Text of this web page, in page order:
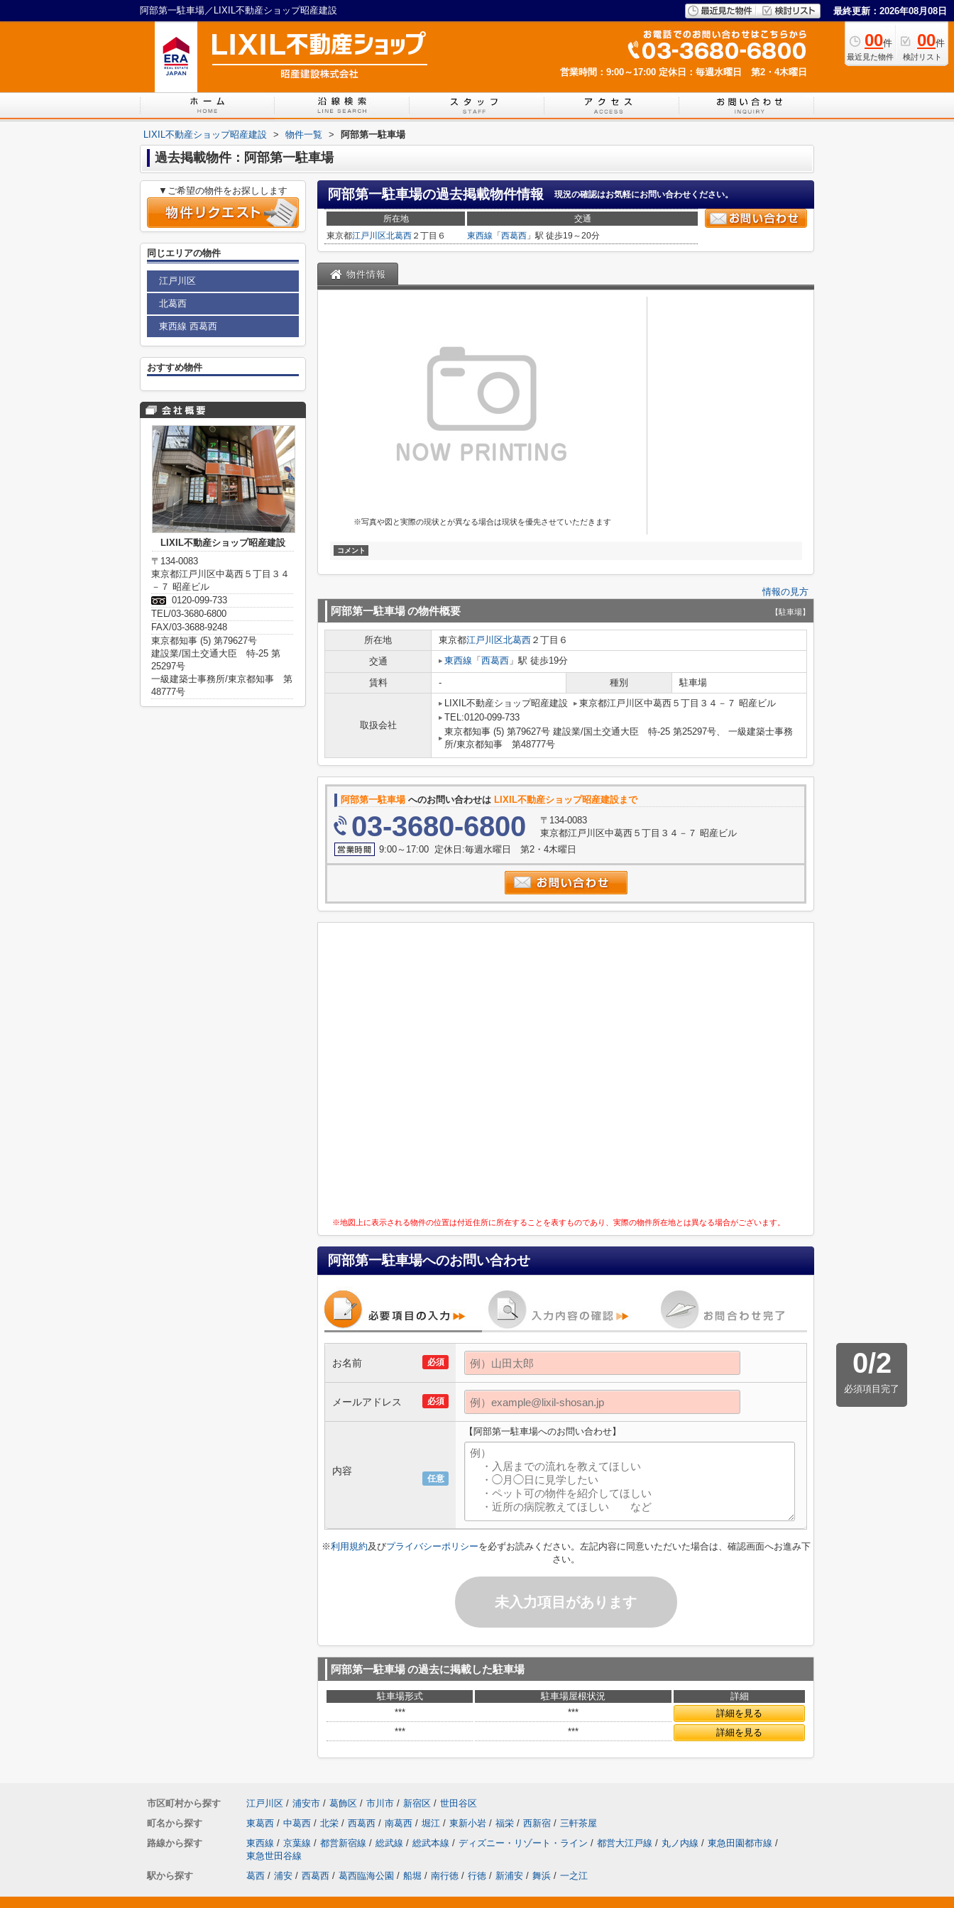
阿部第一駐車場／LIXIL不動産ショップ昭産建設 最終更新：2026年08月08日
00件
最近見た物件
00件
検討リスト
営業時間：9:00～17:00 定休日：毎週水曜日 第2・4木曜日
LIXIL不動産ショップ昭産建設 > 物件一覧 > 阿部第一駐車場
過去掲載物件：阿部第一駐車場
阿部第一駐車場の過去掲載物件情報 現況の確認はお気軽にお問い合わせください。
所在地
交通
東京都江戸川区北葛西 ２丁目６ 東西線 「 西葛西 」駅 徒歩19～20分
物件情報
※写真や図と実際の現状とが異なる場合は現状を優先させていただきます
コメント
情報の見方
阿部第一駐車場の物件概要 【駐車場】
所在地 東京都江戸川区北葛西 ２丁目６
交通
東西線 「 西葛西 」駅 徒歩19分
賃料 - 種別 駐車場
取扱会社
LIXIL不動産ショップ昭産建設
東京都江戸川区中葛西５丁目３４－７ 昭産ビル
TEL:0120-099-733
東京都知事 (5) 第79627号 建設業/国土交通大臣 特-25 第25297号、 一級建築士事務
所/東京都知事 第48777号
阿部第一駐車場へのお問い合わせは LIXIL不動産ショップ昭産建設まで
03-3680-6800
〒134-0083
東京都江戸川区中葛西５丁目３４－７ 昭産ビル
9:00～17:00 定休日:毎週水曜日 第2・4木曜日
※地図上に表示される物件の位置は付近住所に所在することを表すものであり、実際の物件所在地とは異なる場合がございます。
阿部第一駐車場へのお問い合わせ
0/2
必須項目完了
必須
お名前
必須
メールアドレス
任意
内容
【阿部第一駐車場へのお問い合わせ】
※利用規約及びプライバシーポリシーを必ずお読みください。左記内容に同意いただいた場合は、確認画面へお進み下
さい。
未入力項目があります
阿部第一駐車場の過去に掲載した駐車場
駐車場形式 駐車場屋根状況
詳細
***
***
詳細を見る
***
*** 詳細を見る
▼ご希望の物件をお探しします
同じエリアの物件
江戸川区
北葛西
東西線 西葛西
おすすめ物件
LIXIL不動産ショップ昭産建設
〒134-0083
東京都江戸川区中葛西５丁目３４
－７ 昭産ビル
0120-099-733
TEL/03-3680-6800
FAX/03-3688-9248
東京都知事 (5) 第79627号
建設業/国土交通大臣 特-25 第
25297号
一級建築士事務所/東京都知事 第
48777号
市区町村から探す 江戸川区 / 浦安市 / 葛飾区 / 市川市 / 新宿区 / 世田谷区
町名から探す
東葛西 / 中葛西 / 北栄 / 西葛西 / 南葛西 / 堀江 / 東新小岩 / 福栄 / 西新宿 / 三軒茶屋
路線から探す
東西線 / 京葉線 / 都営新宿線 / 総武線 / 総武本線 / ディズニー・リゾート・ライン / 都営大江戸線 / 丸ノ内線 / 東急田園都市線 /
東急世田谷線
駅から探す
葛西 / 浦安 / 西葛西 / 葛西臨海公園 / 船堀 / 南行徳 / 行徳 / 新浦安 / 舞浜 / 一之江